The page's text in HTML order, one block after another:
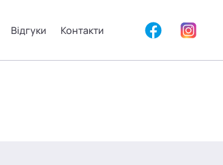
Відгуки Контакти